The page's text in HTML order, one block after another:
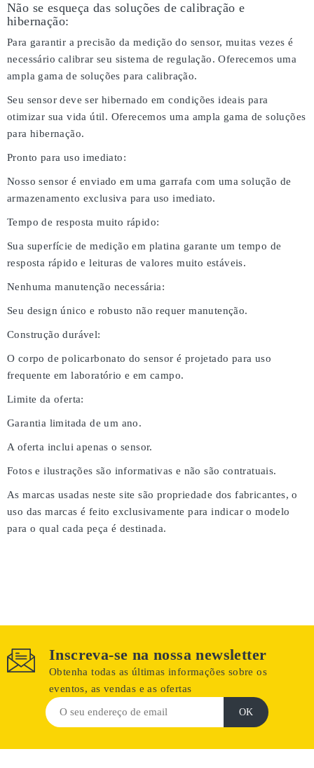
Não se esqueça das soluções de calibração e
hibernação:
Para garantir a precisão da medição do sensor, muitas vezes é
necessário calibrar seu sistema de regulação. Oferecemos uma
ampla gama de soluções para calibração.
Seu sensor deve ser hibernado em condições ideais para
otimizar sua vida útil. Oferecemos uma ampla gama de soluções
para hibernação.
Pronto para uso imediato:
Nosso sensor é enviado em uma garrafa com uma solução de
armazenamento exclusiva para uso imediato.
Tempo de resposta muito rápido:
Sua superfície de medição em platina garante um tempo de
resposta rápido e leituras de valores muito estáveis.
Nenhuma manutenção necessária:
Seu design único e robusto não requer manutenção.
Construção durável:
O corpo de policarbonato do sensor é projetado para uso
frequente em laboratório e em campo.
Limite da oferta:
Garantia limitada de um ano.
A oferta inclui apenas o sensor.
Fotos e ilustrações são informativas e não são contratuais.
As marcas usadas neste site são propriedade dos fabricantes, o
uso das marcas é feito exclusivamente para indicar o modelo
para o qual cada peça é destinada.
Inscreva-se na nossa newsletter
Obtenha todas as últimas informações sobre os
eventos, as vendas e as ofertas